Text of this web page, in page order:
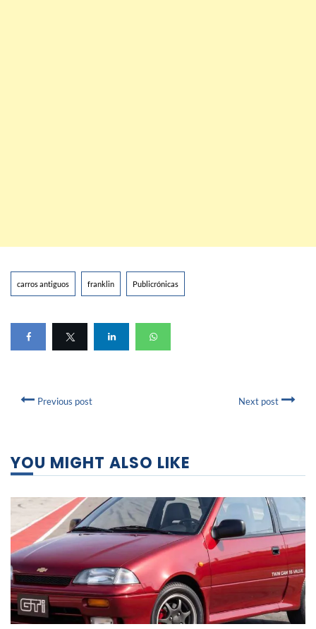
carros antiguos franklin Publicrónicas
Previous post Next post
YOU MIGHT ALSO LIKE